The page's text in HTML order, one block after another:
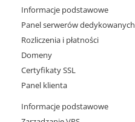
Informacje podstawowe
Panel serwerów dedykowanych
Rozliczenia i płatności
Domeny
Certyfikaty SSL
Panel klienta
Informacje podstawowe